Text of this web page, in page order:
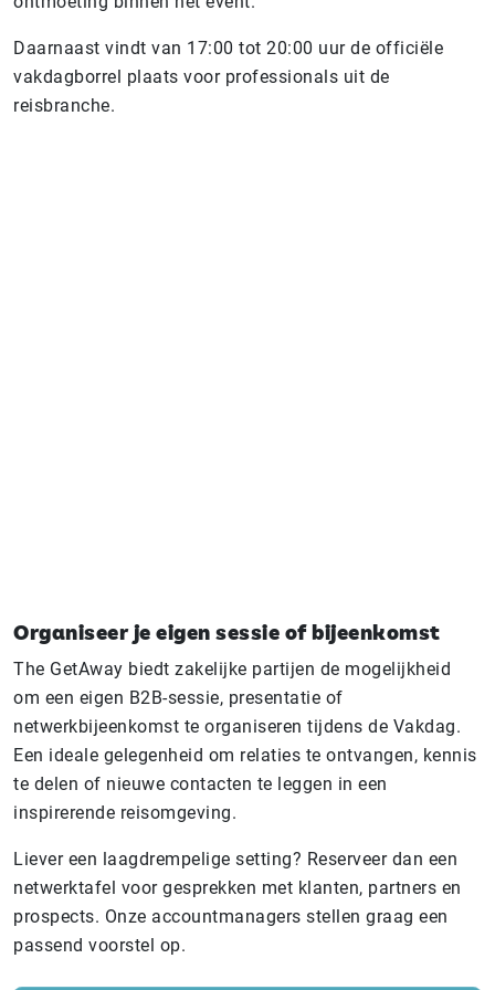
Daarnaast vindt van 17:00 tot 20:00 uur de officiële
vakdagborrel plaats voor professionals uit de
reisbranche.
Organiseer je eigen sessie of bijeenkomst
The GetAway biedt zakelijke partijen de mogelijkheid
om een eigen B2B-sessie, presentatie of
netwerkbijeenkomst te organiseren tijdens de Vakdag.
Een ideale gelegenheid om relaties te ontvangen, kennis
te delen of nieuwe contacten te leggen in een
inspirerende reisomgeving.
Liever een laagdrempelige setting? Reserveer dan een
netwerktafel voor gesprekken met klanten, partners en
prospects. Onze accountmanagers stellen graag een
passend voorstel op.